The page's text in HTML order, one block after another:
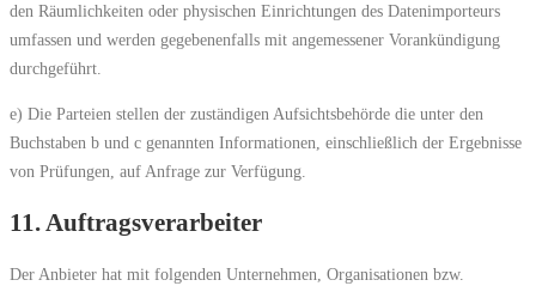
den Räumlichkeiten oder physischen Einrichtungen des Datenimporteurs
umfassen und werden gegebenenfalls mit angemessener Vorankündigung
durchgeführt.
e) Die Parteien stellen der zuständigen Aufsichtsbehörde die unter den
Buchstaben b und c genannten Informationen, einschließlich der Ergebnisse
von Prüfungen, auf Anfrage zur Verfügung.
11. Auftragsverarbeiter
Der Anbieter hat mit folgenden Unternehmen, Organisationen bzw.